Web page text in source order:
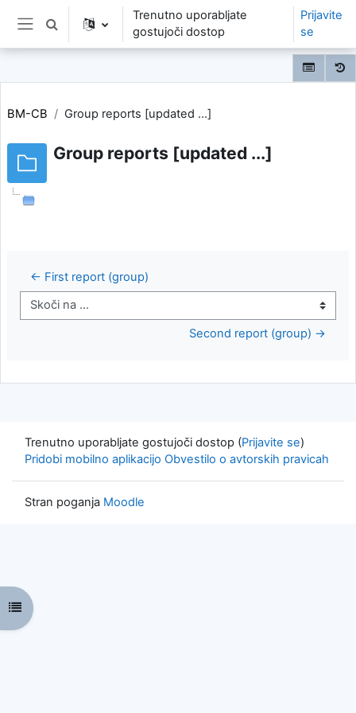
Preskoči na glavno vsebino
Stransko polje
Preklopi iskalni vnos
Trenutno uporabljate
gostujoči dostop
Prijavite
se
Odpri kazalo predmeta
BM-CB Group reports [updated ...]
Group reports [updated ...]
← First report (group)
Skoči na ...
Second report (group) →
Trenutno uporabljate gostujoči dostop (Prijavite se)
Pridobi mobilno aplikacijo Obvestilo o avtorskih pravicah
Stran poganja Moodle